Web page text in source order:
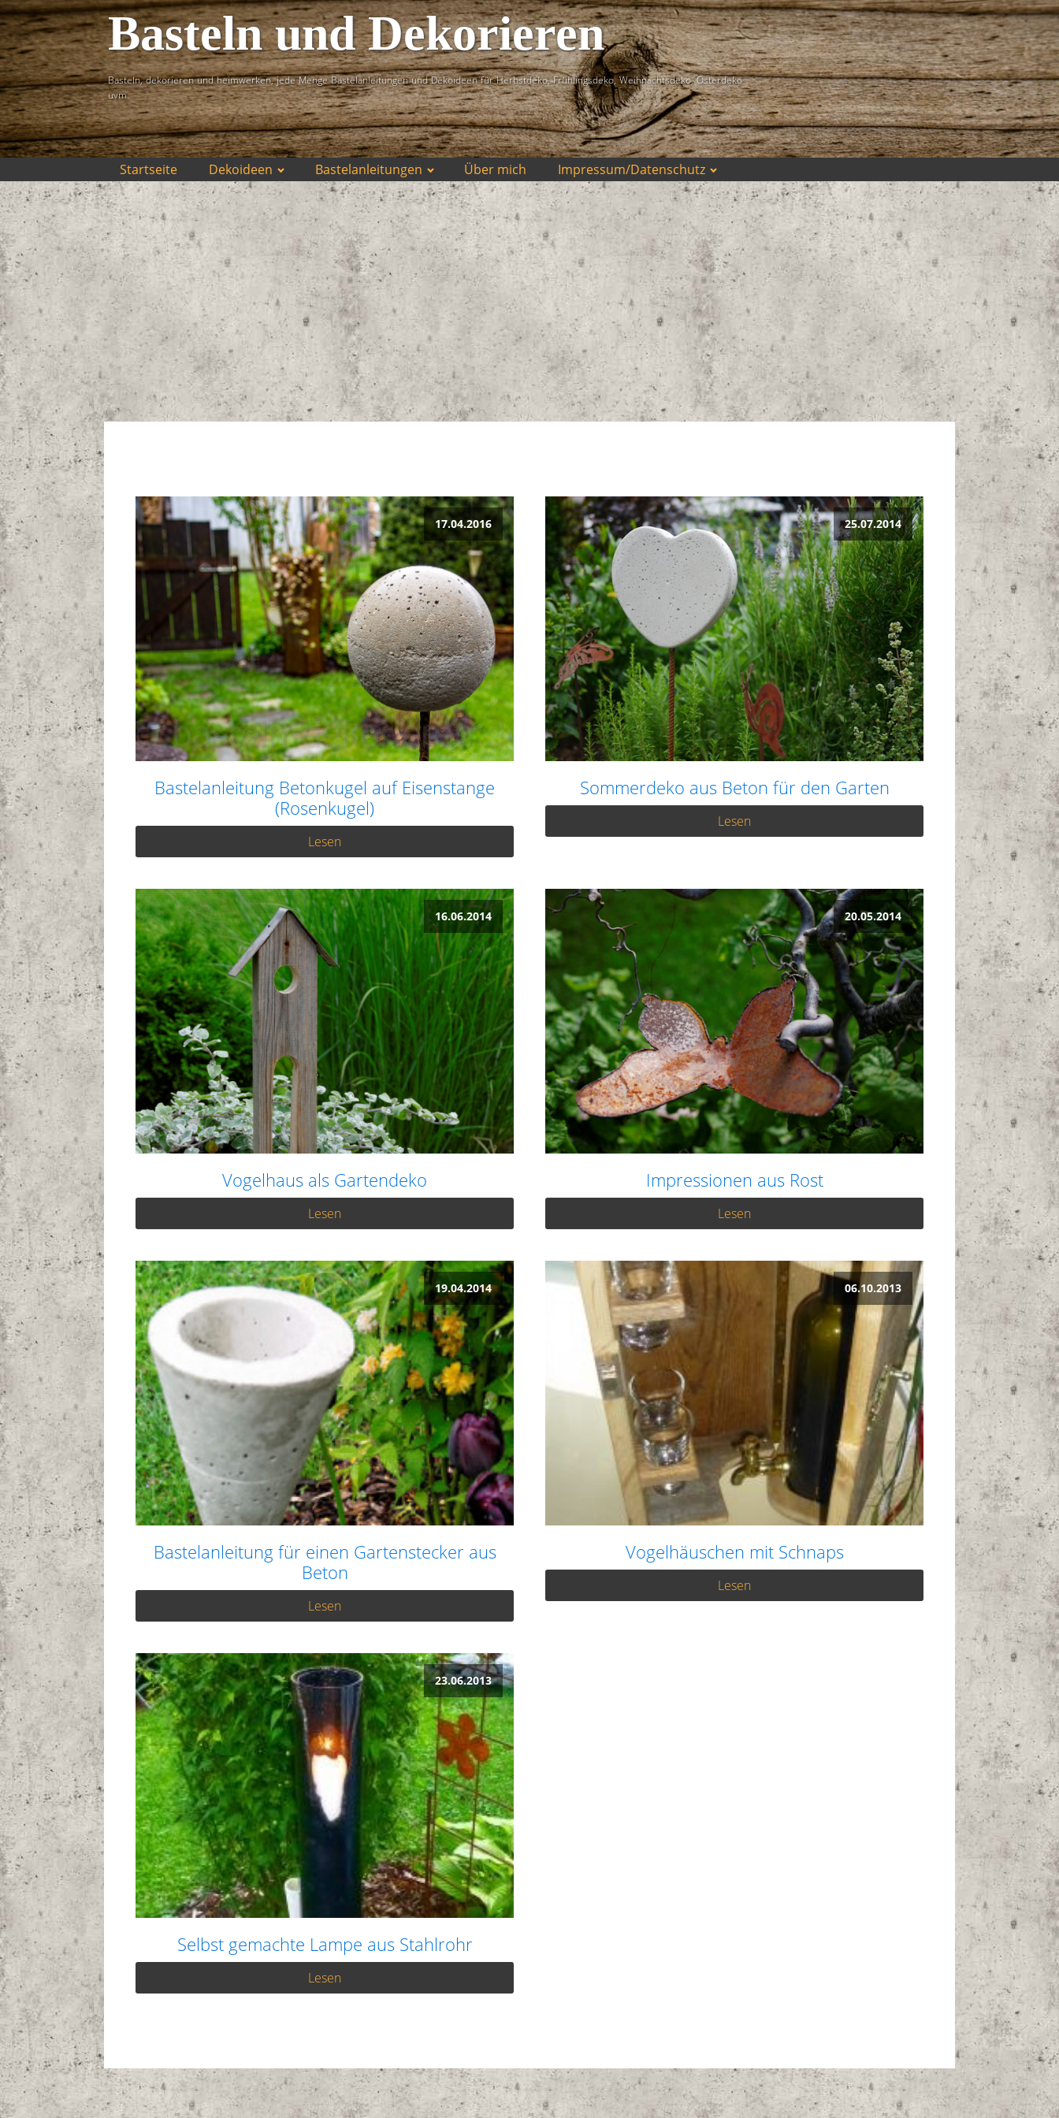
Basteln und Dekorieren
Basteln, dekorieren und heimwerken, jede Menge Bastelanleitungen und Dekoideen für Herbstdeko, Frühlingsdeko, Weihnachtsdeko, Osterdeko
uvm.
Startseite Dekoideen Bastelanleitungen Über mich Impressum/Datenschutz
17.04.2016
Bastelanleitung Betonkugel auf Eisenstange
(Rosenkugel)
Lesen
25.07.2014
Sommerdeko aus Beton für den Garten
Lesen
16.06.2014
Vogelhaus als Gartendeko
Lesen
20.05.2014
Impressionen aus Rost
Lesen
19.04.2014
Bastelanleitung für einen Gartenstecker aus
Beton
Lesen
06.10.2013
Vogelhäuschen mit Schnaps
Lesen
23.06.2013
Selbst gemachte Lampe aus Stahlrohr
Lesen